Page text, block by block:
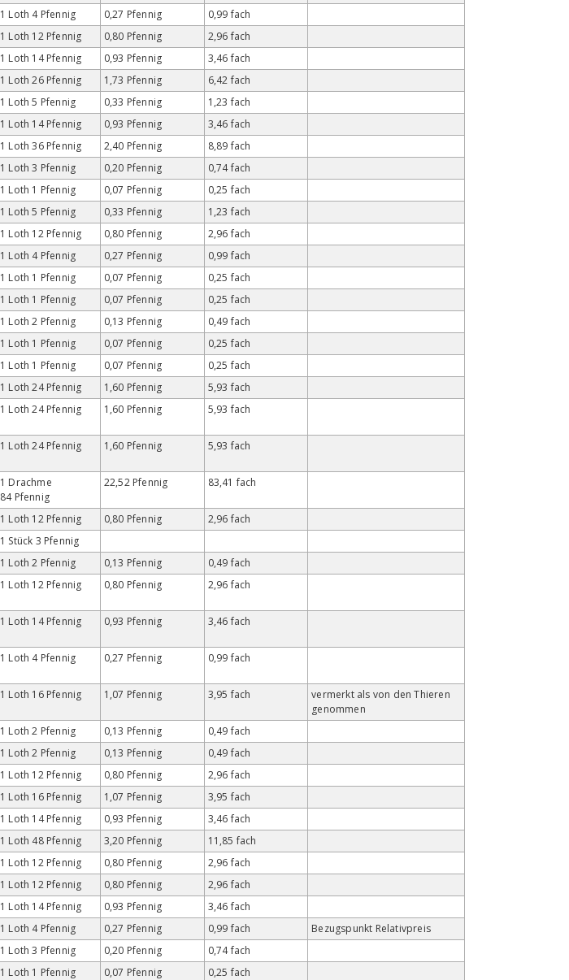
1 Loth 4 Pfennig 0,27 Pfennig
0,99 fach
1 Loth 12 Pfennig 0,80 Pfennig
2,96 fach
1 Loth 14 Pfennig 0,93 Pfennig
3,46 fach
1 Loth 26 Pfennig 1,73 Pfennig
6,42 fach
1 Loth 5 Pfennig 0,33 Pfennig
1,23 fach
1 Loth 14 Pfennig 0,93 Pfennig
3,46 fach
1 Loth 36 Pfennig 2,40 Pfennig
8,89 fach
1 Loth 3 Pfennig 0,20 Pfennig
0,74 fach
1 Loth 1 Pfennig 0,07 Pfennig
0,25 fach
1 Loth 5 Pfennig 0,33 Pfennig
1,23 fach
1 Loth 12 Pfennig 0,80 Pfennig
2,96 fach
1 Loth 4 Pfennig 0,27 Pfennig
0,99 fach
1 Loth 1 Pfennig 0,07 Pfennig
0,25 fach
1 Loth 1 Pfennig 0,07 Pfennig
0,25 fach
1 Loth 2 Pfennig 0,13 Pfennig
0,49 fach
1 Loth 1 Pfennig 0,07 Pfennig
0,25 fach
1 Loth 1 Pfennig 0,07 Pfennig
0,25 fach
1 Loth 24 Pfennig 1,60 Pfennig
5,93 fach
1 Loth 24 Pfennig 1,60 Pfennig 5,93 fach
1 Loth 24 Pfennig 1,60 Pfennig 5,93 fach
1 Drachme
84 Pfennig
22,52 Pfennig 83,41 fach
1 Loth 12 Pfennig 0,80 Pfennig
2,96 fach
1 Stück 3 Pfennig
1 Loth 2 Pfennig 0,13 Pfennig
0,49 fach
1 Loth 12 Pfennig 0,80 Pfennig 2,96 fach
1 Loth 14 Pfennig 0,93 Pfennig 3,46 fach
1 Loth 4 Pfennig 0,27 Pfennig 0,99 fach
1 Loth 16 Pfennig 1,07 Pfennig 3,95 fach
vermerkt als von den Thieren
genommen
1 Loth 2 Pfennig 0,13 Pfennig
0,49 fach
1 Loth 2 Pfennig 0,13 Pfennig
0,49 fach
1 Loth 12 Pfennig 0,80 Pfennig
2,96 fach
1 Loth 16 Pfennig 1,07 Pfennig
3,95 fach
1 Loth 14 Pfennig 0,93 Pfennig
3,46 fach
1 Loth 48 Pfennig 3,20 Pfennig
11,85 fach
1 Loth 12 Pfennig 0,80 Pfennig
2,96 fach
1 Loth 12 Pfennig 0,80 Pfennig
2,96 fach
1 Loth 14 Pfennig 0,93 Pfennig
3,46 fach
1 Loth 4 Pfennig 0,27 Pfennig 0,99 fach
Bezugspunkt Relativpreis
1 Loth 3 Pfennig 0,20 Pfennig
0,74 fach
1 Loth 1 Pfennig 0,07 Pfennig 0,25 fach